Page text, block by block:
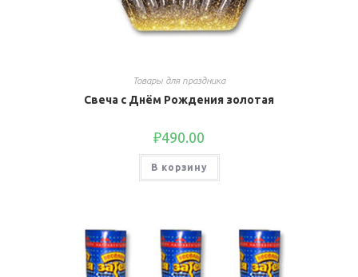
Товары для праздника
Свеча с Днём Рождения золотая
₽490.00
В корзину